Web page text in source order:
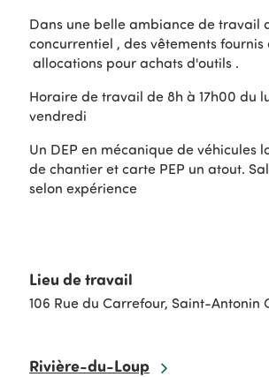
Dans une belle ambiance de travail
concurrentiel , des vêtements fournis
allocations pour achats d'outils .
Horaire de travail de 8h à 17h00 du
vendredi
Un DEP en mécanique de véhicules
de chantier et carte PEP un atout.
selon expérience
Lieu de travail
106 Rue du Carrefour, Saint-Antonin
Rivière-du-Loup